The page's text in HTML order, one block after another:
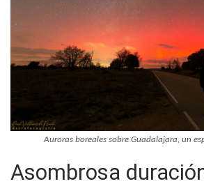
Auroras boreales sobre Guadalajara, un
Asombrosa